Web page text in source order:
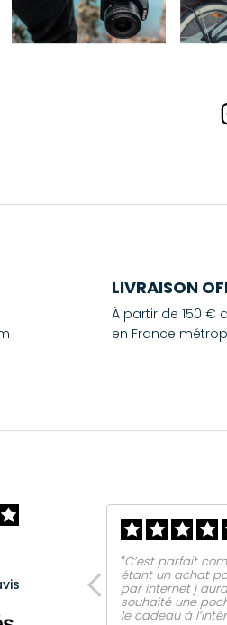
LIVRAISON
À partir de 150 €
en France
‟C’est parfait
étant un achat
par internet j
souhaité une
le cadeau à